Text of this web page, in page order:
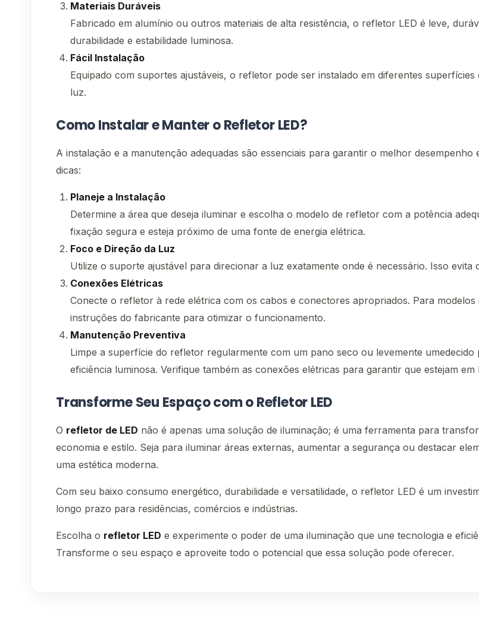
Materiais Duráveis
Fabricado em alumínio ou outros materiais de alta resistência, o refletor LED é leve,
durabilidade e estabilidade luminosa.
Fácil Instalação
Equipado com suportes ajustáveis, o refletor pode ser instalado em diferentes
luz.
Como Instalar e Manter o Refletor LED?
A instalação e a manutenção adequadas são essenciais para garantir o melhor desempenho
dicas:
Planeje a Instalação
Determine a área que deseja iluminar e escolha o modelo de refletor com a potência
fixação segura e esteja próximo de uma fonte de energia elétrica.
Foco e Direção da Luz
Utilize o suporte ajustável para direcionar a luz exatamente onde é necessário. Isso
Conexões Elétricas
Conecte o refletor à rede elétrica com os cabos e conectores apropriados. Para
instruções do fabricante para otimizar o funcionamento.
Manutenção Preventiva
Limpe a superfície do refletor regularmente com um pano seco ou levemente
eficiência luminosa. Verifique também as conexões elétricas para garantir que estejam em
Transforme Seu Espaço com o Refletor LED
O refletor de LED não é apenas uma solução de iluminação; é uma ferramenta para
economia e estilo. Seja para iluminar áreas externas, aumentar a segurança ou destacar
uma estética moderna.
Com seu baixo consumo energético, durabilidade e versatilidade, o refletor LED é um
longo prazo para residências, comércios e indústrias.
Escolha o refletor LED e experimente o poder de uma iluminação que une tecnologia e
Transforme o seu espaço e aproveite todo o potencial que essa solução pode oferecer.